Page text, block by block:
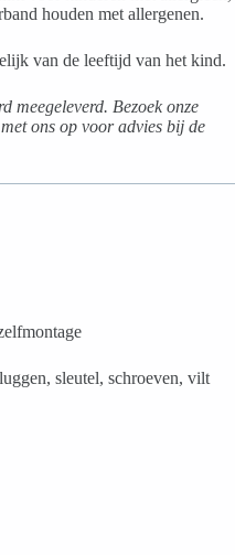
houden met allergenen.
van de leeftijd van het kind.
meegeleverd. Bezoek onze
ons op voor advies bij de
sleutel, schroeven, vilt